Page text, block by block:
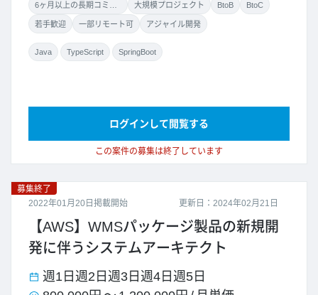
大規模プロジェクト BtoB BtoC
若手歓迎 一部リモート可 アジャイル開発
Java TypeScript SpringBoot
この案件の募集は終了しています
ログインして閲覧する
更新日：2024年02月21日
募集終了
2022年01月20日掲載開始
【AWS】WMSパッケージ製品の新規開
発に伴うシステムアーキテクト
週1日 週2日 週3日 週4日 週5日